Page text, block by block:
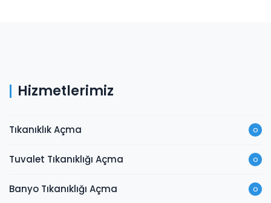
Hizmetlerimiz
Tıkanıklık Açma o
Tuvalet Tıkanıklığı Açma o
Banyo Tıkanıklığı Açma o